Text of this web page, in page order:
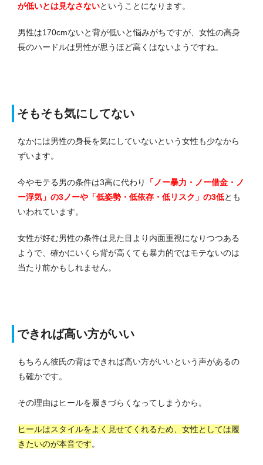
が低いとは見なさないということになります。
男性は170cmないと背が低いと悩みがちですが、女性の高身
長のハードルは男性が思うほど高くはないようですね。
そもそも気にしてない
なかには男性の身長を気にしていないという女性も少なから
ずいます。
今やモテる男の条件は3高に代わり
「ノー暴力・ノー借金・ノ
ー浮気」の3ノーや「低姿勢・低依存・低リスク」の3低とも
いわれています。
女性が好む男性の条件は見た目より内面重視になりつつある
ようで、確かにいくら背が高くても暴力的ではモテないのは
当たり前かもしれません。
できれば高い方がいい
もちろん彼氏の背はできれば高い方がいいという声があるの
も確かです。
その理由はヒールを履きづらくなってしまうから。
ヒールはスタイルをよく見せてくれるため、女性としては履
きたいのが本音です。